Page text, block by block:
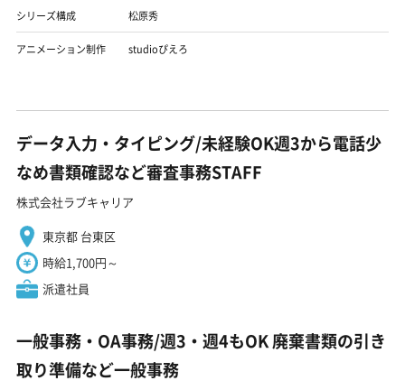
シリーズ構成 松原秀
アニメーション制作 studioぴえろ
データ入力・タイピング/未経験OK週3から電話少
なめ書類確認など審査事務STAFF
株式会社ラブキャリア
東京都 台東区
時給1,700円～
派遣社員
一般事務・OA事務/週3・週4もOK 廃棄書類の引き
取り準備など一般事務